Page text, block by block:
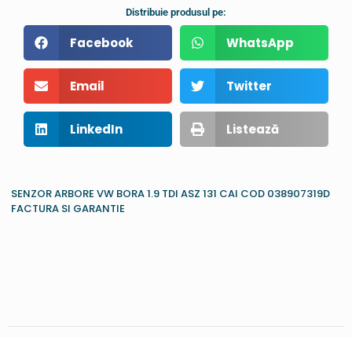
Distribuie produsul pe:
Facebook WhatsApp
Email Twitter
LinkedIn Listează
SENZOR ARBORE VW BORA 1.9 TDI ASZ 131 CAI COD 038907319D
FACTURA SI GARANTIE